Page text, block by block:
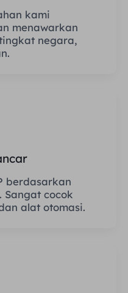
kami
menawarkan
negara,
berdasarkan
cocok
alat otomasi.